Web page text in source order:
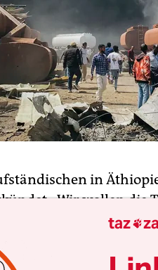
in
„Wir wollen
der
Nachrichtenagentur
Gebieten
taz 